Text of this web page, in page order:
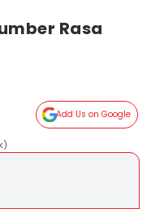
Rasa
Add Us on Google